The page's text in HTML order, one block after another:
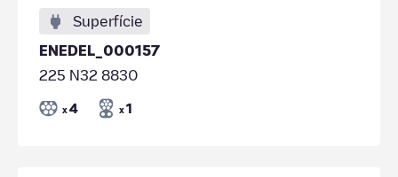
Superfície
ENEDEL_000157
225 N32 8830
x 4 x 1